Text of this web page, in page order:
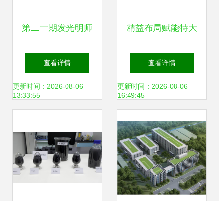
第二十期发光明师
讲堂 从原子到器
件，探索材料科学
查看详情
更新时间：2026-08-06
13:33:55
精益布局赋能特大
型国企专注材料科
学研究，中国远洋
装卸携手远大方略
洞察绿林新主张
查看详情
更新时间：2026-08-06
16:49:45